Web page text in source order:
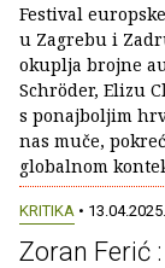
Festival
u Zagrebu i
okuplja brojne
Schröder, Elizu
s ponajboljim
nas muče,
globalnom
KRITIKA • 13.04.2025.
Zoran Ferić